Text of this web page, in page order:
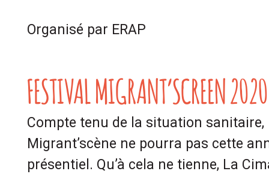
Organisé par ERAP
FESTIVAL MIGRANT’SCREEN
Compte tenu de la situation sanitaire,
Migrant’scène ne pourra pas cette
présentiel. Qu’à cela ne tienne, La